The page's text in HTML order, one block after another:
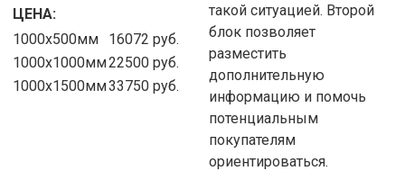
ЦЕНА:
1000х500мм
16072 руб.
1000х1000мм22500 руб.
1000х1500мм33750 руб.
такой ситуацией. Второй
блок позволяет
разместить
дополнительную
информацию и помочь
потенциальным
покупателям
ориентироваться.